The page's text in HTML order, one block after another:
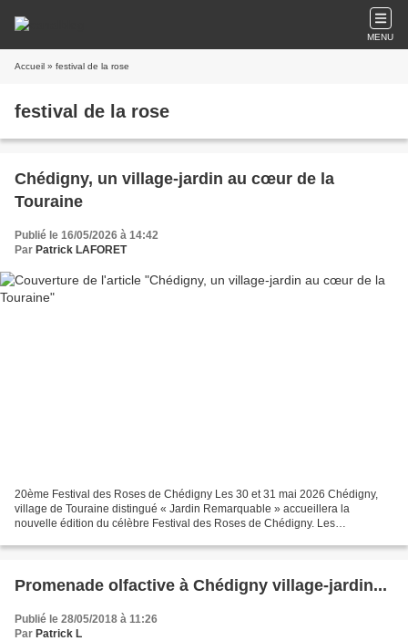
MENU
Accueil » festival de la rose
festival de la rose
Chédigny, un village-jardin au cœur de la
Touraine
Publié le 16/05/2026 à 14:42
Par Patrick LAFORET
20ème Festival des Roses de Chédigny Les 30 et 31 mai 2026 Chédigny,
village de Touraine distingué « Jardin Remarquable » accueillera la
nouvelle édition du célèbre Festival des Roses de Chédigny. Les
Promenade olfactive à Chédigny village-jardin...
Publié le 28/05/2018 à 11:26
Par Patrick L